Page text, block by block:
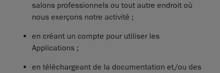
salons professionnels ou tout autre endroit où
nous exerçons notre activité ;
en créant un compte pour utiliser les
Applications ;
en téléchargeant de la documentation et/ou des